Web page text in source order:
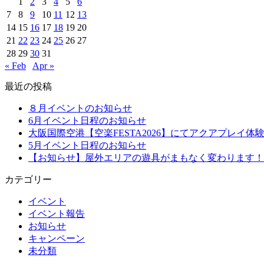
7
8 9 10 11 12 13
14 15 16 17 18 19 20
21 22 23 24 25 26 27
28 29 30 31
« Feb
Apr »
最近の投稿
８月イベントのお知らせ
6月イベント日程のお知らせ
大阪国際空港【空楽FESTA2026】にてアクアプレイ体験
5月イベント日程のお知らせ
【お知らせ】屋外エリアの遊具がまもなく変わります！
カテゴリー
イベント
イベント報告
お知らせ
キャンペーン
未分類